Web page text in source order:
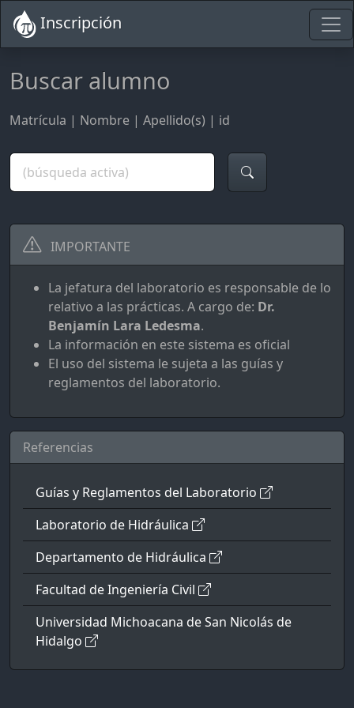
Inscripción
Buscar alumno
Matrícula | Nombre | Apellido(s) | id
IMPORTANTE
La jefatura del laboratorio es responsable de lo
relativo a las prácticas. A cargo de: Dr.
Benjamín Lara Ledesma.
La información en este sistema es oficial
El uso del sistema le sujeta a las guías y
reglamentos del laboratorio.
Referencias
Guías y Reglamentos del Laboratorio
Laboratorio de Hidráulica
Departamento de Hidráulica
Facultad de Ingeniería Civil
Universidad Michoacana de San Nicolás de
Hidalgo